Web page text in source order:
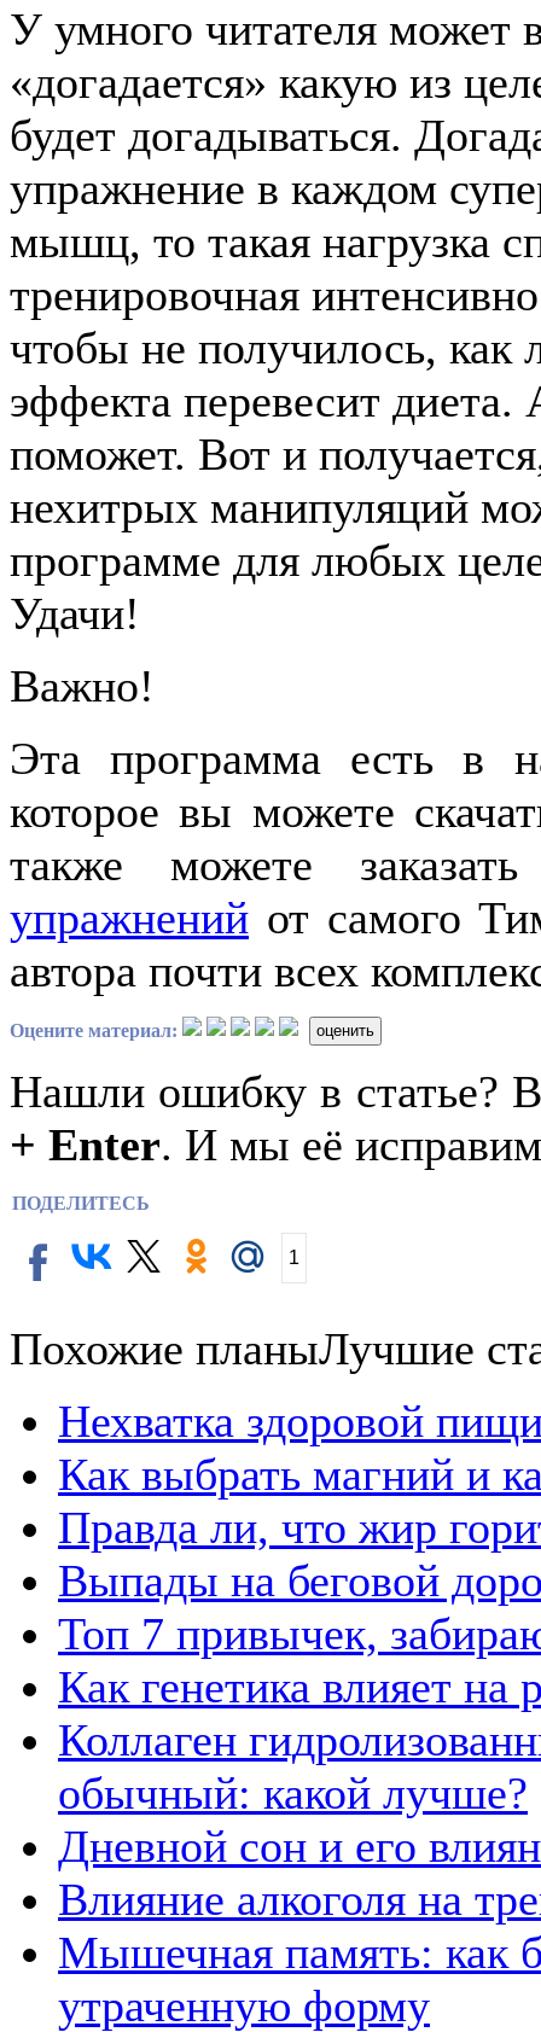
У умного читателя может
«догадается» какую из
будет догадываться.
упражнение в каждом
мышц, то такая нагрузка
тренировочная
чтобы не получилось, как
эффекта перевесит диета.
поможет. Вот и
нехитрых манипуляций
программе для любых
Удачи!
Важно!
Эта программа есть в
которое вы можете
также можете
упражнений от самого
автора почти всех
Оцените материал: оценить
Нашли ошибку в статье?
+ Enter. И мы её
ПОДЕЛИТЕСЬ
1
Похожие планыЛучшие
Нехватка здоровой
Как выбрать магний и
Правда ли, что жир
Выпады на беговой
Топ 7 привычек,
Как генетика влияет
Коллаген
обычный: какой лучше?
Дневной сон и его
Влияние алкоголя на
Мышечная память: как
утраченную форму